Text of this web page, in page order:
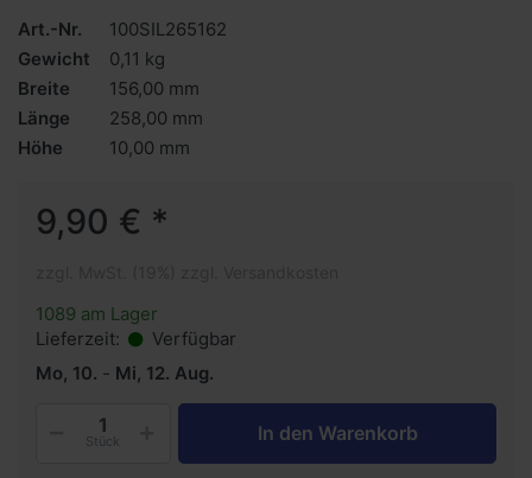
Art.-Nr.
100SIL265162
Gewicht
0,11 kg
Breite
156,00 mm
Länge
258,00 mm
Höhe
10,00 mm
9,90 € *
1089 am Lager
Lieferzeit:
Verfügbar
Mo, 10. - Mi, 12. Aug.
Stück In den Warenkorb